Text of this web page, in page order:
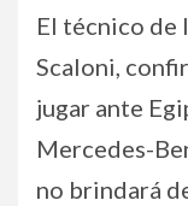
El técnico de
Scaloni,
jugar ante
Mercedes-
no brindará